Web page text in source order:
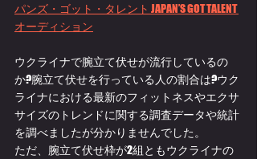
パンズ・ゴット・タレント JAPAN’S GOT TALENT
オーディション
ウクライナで腕立て伏せが流行しているの
か?腕立て伏せを行っている人の割合は?ウク
ライナにおける最新のフィットネスやエクサ
サイズのトレンドに関する調査データや統計
を調べましたが分かりませんでした。
ただ、腕立て伏せ枠が2組ともウクライナの